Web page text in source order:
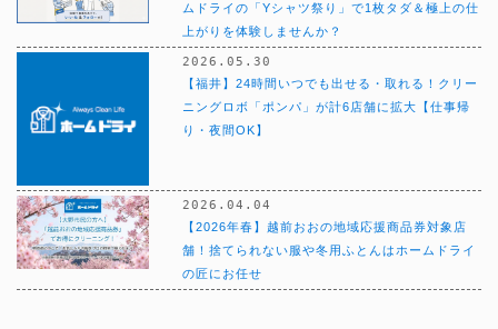
ムドライの「Yシャツ祭り」で1枚タダ＆極上の仕
上がりを体験しませんか？
2026.05.30
【福井】24時間いつでも出せる・取れる！クリー
ニングロボ「ポンパ」が計6店舗に拡大【仕事帰
り・夜間OK】
2026.04.04
【2026年春】越前おおの地域応援商品券対象店
舗！捨てられない服や冬用ふとんはホームドライ
の匠にお任せ